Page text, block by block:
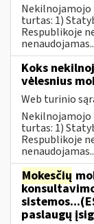
turtas: 1)
Respublikoje
Koks
vėlesnius
Web turinio
turtas: 1)
Respublikoje
Mokesčių
paslaugų